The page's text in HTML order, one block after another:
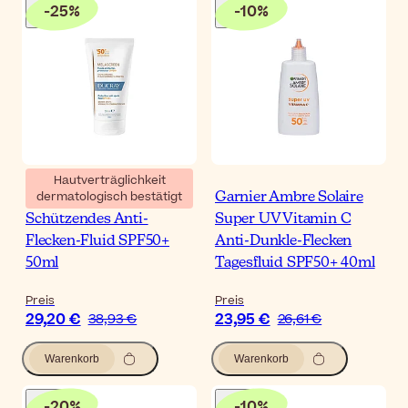
-25%
Hautverträglichkeit
dermatologisch bestätigt
Ducray Melascreen
Schützendes Anti-
Flecken-Fluid SPF50+
50ml
Preis
29,20 € 38,93 €
Warenkorb
-10%
Garnier Ambre Solaire
Super UV Vitamin C
Anti-Dunkle-Flecken
Tagesfluid SPF50+ 40ml
Preis
23,95 € 26,61 €
Warenkorb